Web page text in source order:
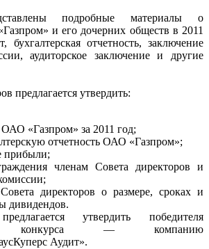
подробные материалы о
и его дочерних обществ в 2011
бухгалтерская отчетность, заключение
аудиторское заключение и другие
предлагается утвердить:
ОАО «Газпром» за 2011 год;
отчетность ОАО «Газпром»;
прибыли;
членам Совета директоров и
директоров о размере, сроках и
дивидендов.
утвердить победителя
конкурса — компанию
Аудит».